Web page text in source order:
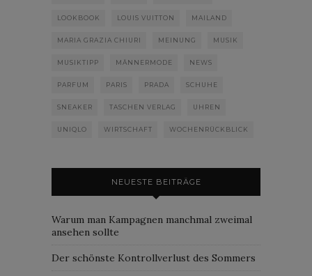
LOOKBOOK LOUIS VUITTON MAILAND
MARIA GRAZIA CHIURI MEINUNG MUSIK
MUSIKTIPP MÄNNERMODE NEWS
PARFUM PARIS PRADA SCHUHE
SNEAKER TASCHEN VERLAG UHREN
UNIQLO WIRTSCHAFT WOCHENRÜCKBLICK
NEUESTE BEITRÄGE
Warum man Kampagnen manchmal zweimal
ansehen sollte
Der schönste Kontrollverlust des Sommers